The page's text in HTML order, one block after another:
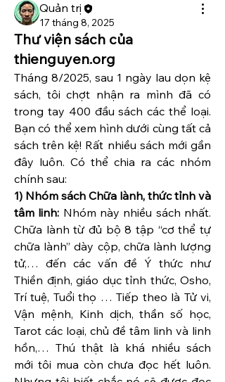
Quản trị
17 tháng 8, 2025
Thư viện sách của
thienguyen.org
Tháng 8/2025, sau 1 ngày lau dọn kệ
sách, tôi chợt nhận ra mình đã có
trong tay 400 đầu sách các thể loại.
Bạn có thể xem hình dưới cùng tất cả
sách trên kệ! Rất nhiều sách mới gần
đây luôn. Có thể chia ra các nhóm
chính sau:
1) Nhóm sách Chữa lành, thức tỉnh và
tâm linh: Nhóm này nhiều sách nhất.
Chữa lành từ đủ bộ 8 tập “cơ thể tự
chữa lành” dày cộp, chữa lành lượng
tử,… đến các vấn đề Ý thức như
Thiền định, giáo dục tỉnh thức, Osho,
Trí tuệ, Tuổi thọ … Tiếp theo là Tử vi,
Vận mệnh, Kinh dịch, thần số học,
Tarot các loại, chủ đề tâm linh và linh
hồn,… Thú thật là khá nhiều sách
mới tôi mua còn chưa đọc hết luôn.